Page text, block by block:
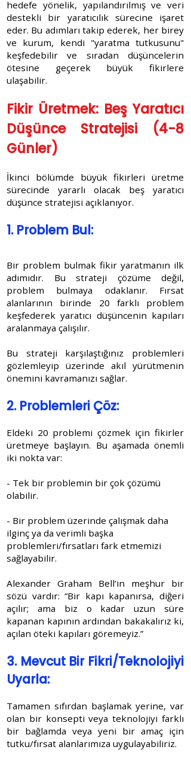
hedefe yönelik, yapılandırılmış ve veri
destekli bir yaratıcılık sürecine işaret
eder. Bu adımları takip ederek, her birey
ve kurum, kendi "yaratma tutkusunu"
keşfedebilir ve sıradan düşüncelerin
ötesine geçerek büyük fikirlere
ulaşabilir.
Fikir Üretmek: Beş Yaratıcı
Düşünce Stratejisi (4-8
Günler)
İkinci bölümde büyük fikirleri üretme
sürecinde yararlı olacak beş yaratıcı
düşünce stratejisi açıklanıyor.
1. Problem Bul:
Bir problem bulmak fikir yaratmanın ilk
adımıdır. Bu strateji çözüme değil,
problem bulmaya odaklanır. Fırsat
alanlarının birinde 20 farklı problem
keşfederek yaratıcı düşüncenin kapıları
aralanmaya çalışılır.
Bu strateji karşılaştığınız problemleri
gözlemleyip üzerinde akıl yürütmenin
önemini kavramanızı sağlar.
2. Problemleri Çöz:
Eldeki 20 problemi çözmek için fikirler
üretmeye başlayın. Bu aşamada önemli
iki nokta var:
- Tek bir problemin bir çok çözümü
olabilir.
- Bir problem üzerinde çalışmak daha
ilginç ya da verimli başka
problemleri/fırsatları fark etmemizi
sağlayabilir.
Alexander Graham Bell’in meşhur bir
sözü vardır: “Bir kapı kapanırsa, diğeri
açılır; ama biz o kadar uzun süre
kapanan kapının ardından bakakalırız ki,
açılan öteki kapıları göremeyiz.”
3. Mevcut Bir Fikri/Teknolojiyi
Uyarla:
Tamamen sıfırdan başlamak yerine, var
olan bir konsepti veya teknolojiyi farklı
bir bağlamda veya yeni bir amaç için
tutku/fırsat alanlarımıza uygulayabiliriz.